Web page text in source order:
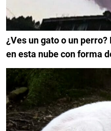
¿Ves un gato o un
en esta nube con forma